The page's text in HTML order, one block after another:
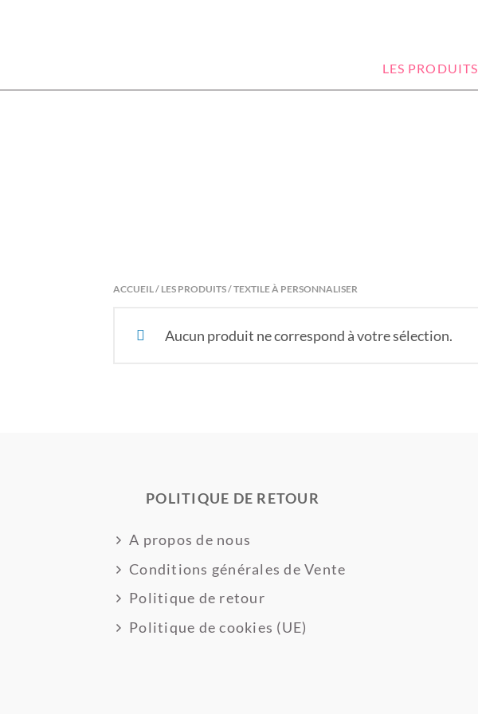
LES PRODUITS
ACCUEIL/ LES PRODUITS/ TEXTILE À PERSONNALISER
Aucun produit ne correspond à votre sélection.
POLITIQUE DE RETOUR
A propos de nous
Conditions générales de Vente
Politique de retour
Politique de cookies (UE)